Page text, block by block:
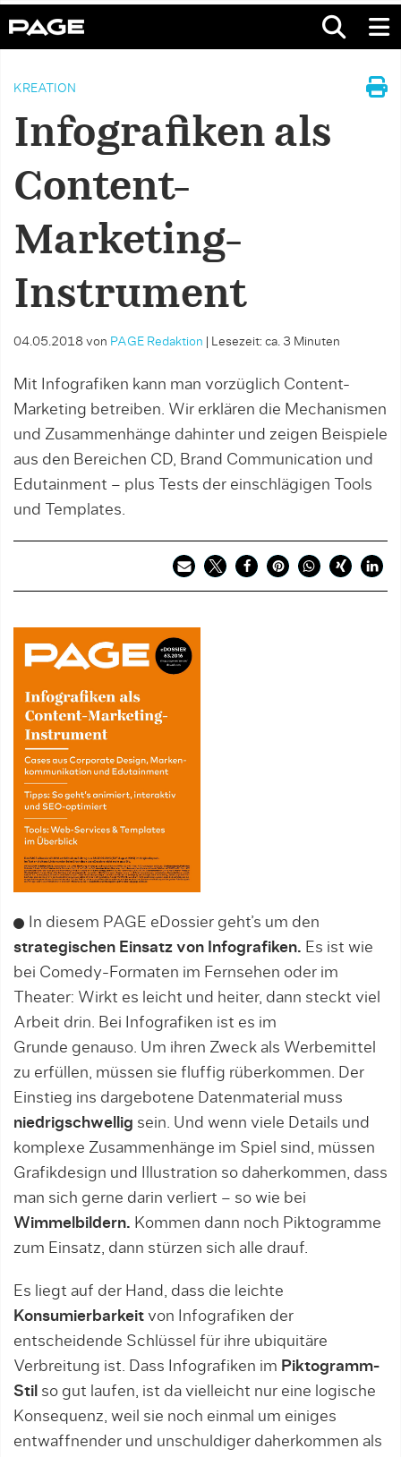
KREATION
Infografiken als
Content-
Marketing-
Instrument
04.05.2018 von PAGE Redaktion Lesezeit: ca. 3 Minuten
Mit Infografiken kann man vorzüglich Content-
Marketing betreiben. Wir erklären die Mechanismen
und Zusammenhänge dahinter und zeigen Beispiele
aus den Bereichen CD, Brand Communication und
Edutainment – plus Tests der einschlägigen Tools
und Templates.
In diesem PAGE eDossier geht’s um den
strategischen Einsatz von Infografiken. Es ist wie
bei Comedy-Formaten im Fernsehen oder im
Theater: Wirkt es leicht und heiter, dann steckt viel
Arbeit drin. Bei Infografiken ist es im
Grunde genauso. Um ihren Zweck als Werbemittel
zu erfüllen, müssen sie fluffig rüberkommen. Der
Einstieg ins dargebotene Datenmaterial muss
niedrigschwellig sein. Und wenn viele Details und
komplexe Zusammenhänge im Spiel sind, müssen
Grafikdesign und Illustration so daherkommen, dass
man sich gerne darin verliert – so wie bei
Wimmelbildern. Kommen dann noch Piktogramme
zum Einsatz, dann stürzen sich alle drauf.
Es liegt auf der Hand, dass die leichte
Konsumierbarkeit von Infografiken der
entscheidende Schlüssel für ihre ubiquitäre
Verbreitung ist. Dass Infografiken im Piktogramm-
Stil so gut laufen, ist da vielleicht nur eine logische
Konsequenz, weil sie noch einmal um einiges
entwaffnender und unschuldiger daherkommen als